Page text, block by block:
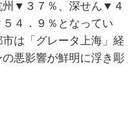
▼３７％、深せん▼４
４．９％となってい
は「グレータ上海」経
悪影響が鮮明に浮き彫